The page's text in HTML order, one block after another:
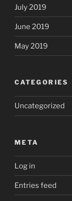
July 2019
June 2019
May 2019
CATEGORIES
Uncategorized
META
Log in
Entries feed